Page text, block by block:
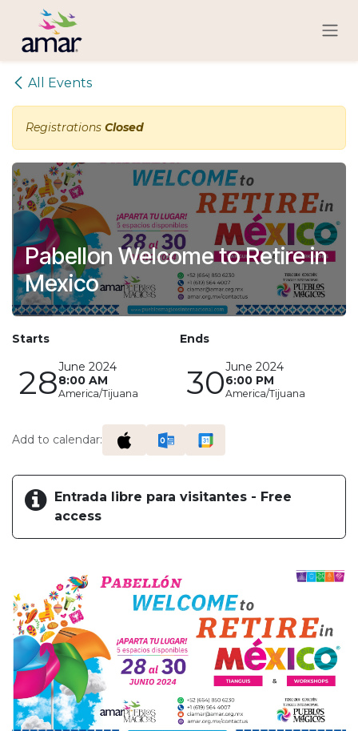
Skip to Content
All Events
Registrations Closed
Pabellon Welcome to Retire in
Mexico
Starts
28June 2024
8:00 AM
America/Tijuana
Ends
30June 2024
6:00 PM
America/Tijuana
Add to calendar:
Entrada libre para visitantes - Free
access